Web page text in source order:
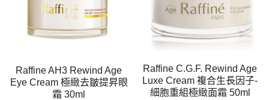
Raffine AH3 Rewind Age
Eye Cream 極緻去皺提昇眼
霜 30ml
Raffine C.G.F. Rewind Age
Luxe Cream 複合生長因子-
細胞重組極緻面霜 50ml